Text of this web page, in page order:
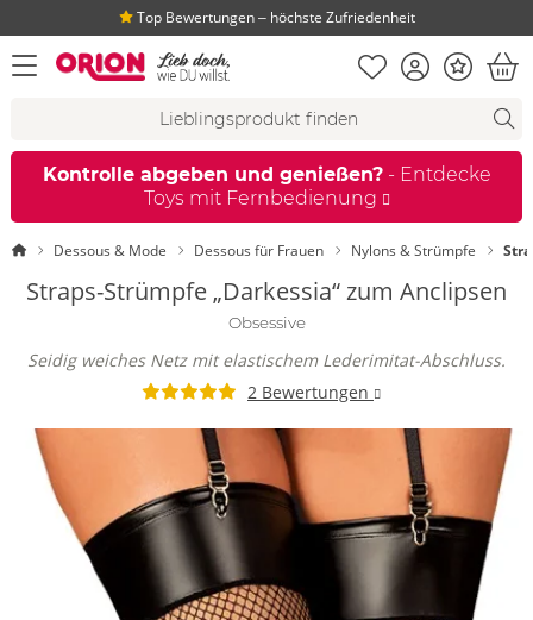
Top Bewertungen ‒ höchste Zufriedenheit
Menü öffnen Merkliste
KontoBonus
Kontrolle abgeben und genießen?- Entdecke
Toys mit Fernbedienung
StartseiteDessous & Mode Dessous für Frauen Nylons & Strümpfe
Straps-Strümpfe „Darkessia“ zum Anclipsen
Obsessive
Seidig weiches Netz mit elastischem Lederimitat-Abschluss.
2 Bewertungen